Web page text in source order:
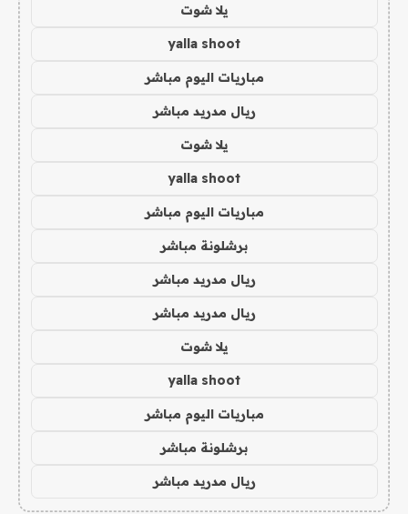
يلا شوت
yalla shoot
مباريات اليوم مباشر
ريال مدريد مباشر
يلا شوت
yalla shoot
مباريات اليوم مباشر
برشلونة مباشر
ريال مدريد مباشر
ريال مدريد مباشر
يلا شوت
yalla shoot
مباريات اليوم مباشر
برشلونة مباشر
ريال مدريد مباشر